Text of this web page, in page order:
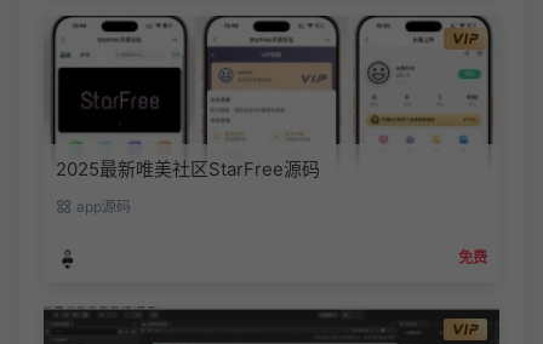
2025最新唯美社区StarFree源码
app源码
免费